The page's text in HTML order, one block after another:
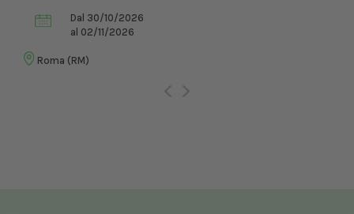
Dal 30/10/2026
al 02/11/2026
Roma (RM)